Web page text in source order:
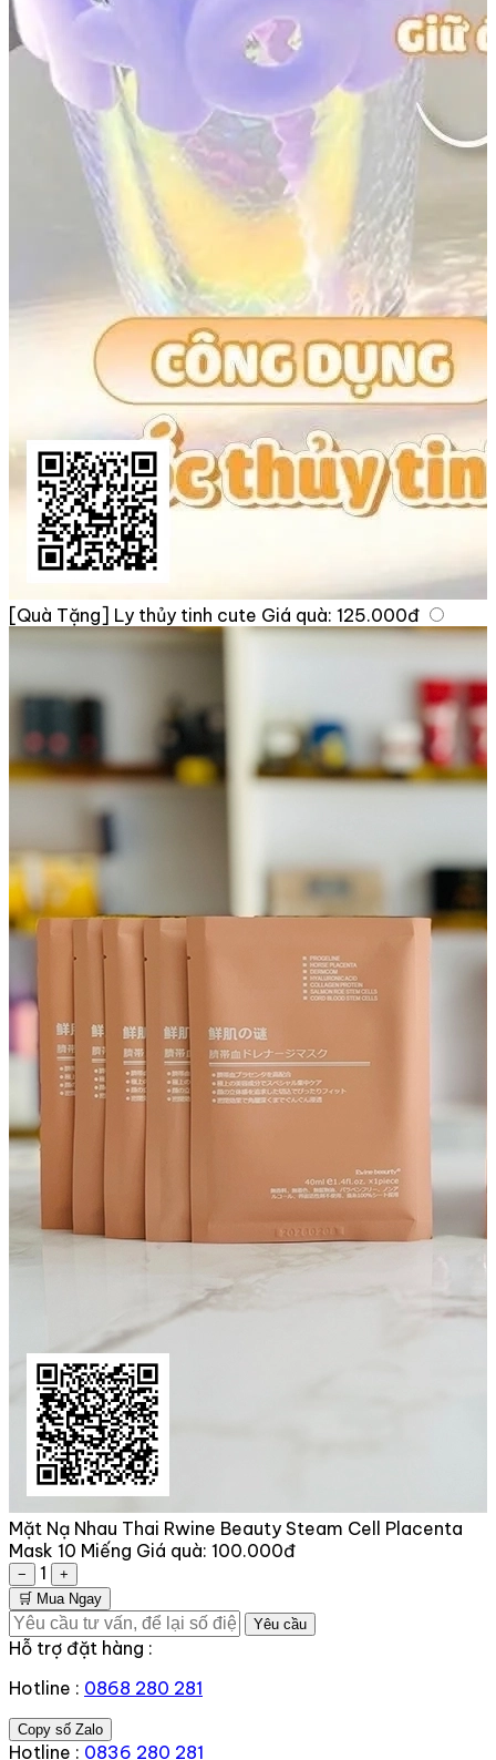
[Quà Tặng] Ly thủy tinh cute Giá quà: 125.000đ
Mặt Nạ Nhau Thai Rwine Beauty Steam Cell Placenta
Mask 10 Miếng Giá quà: 100.000đ
− 1
+
🛒 Mua Ngay
Yêu cầu
Hỗ trợ đặt hàng :
Hotline : 0868 280 281
Copy số Zalo
Hotline : 0836 280 281